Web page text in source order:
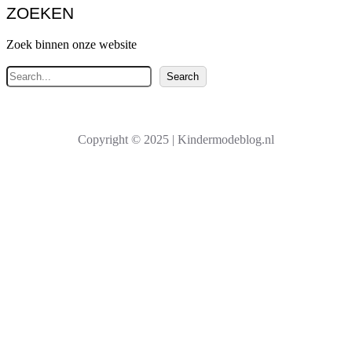
ZOEKEN
Zoek binnen onze website
Z
o
e
Search
Copyright © 2025 | Kindermodeblog.nl